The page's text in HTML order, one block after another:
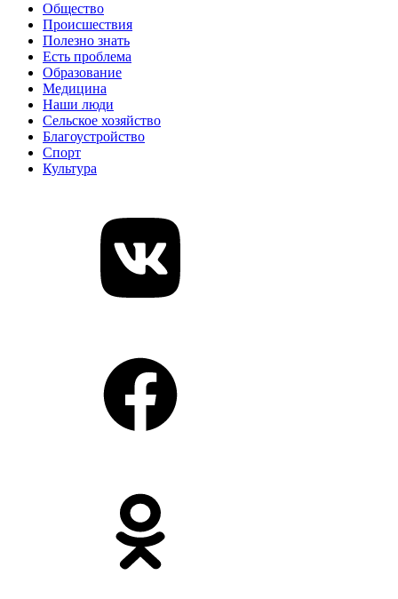
Общество
Происшествия
Полезно знать
Есть проблема
Образование
Медицина
Наши люди
Сельское хозяйство
Благоустройство
Спорт
Культура